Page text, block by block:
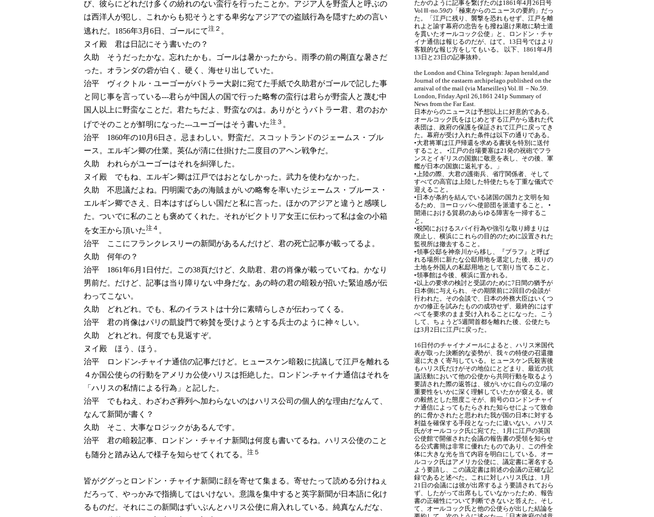
び、彼らにどれだけ多くの紛れのない蛮行を行ったことか。アジア人を野蛮人と呼ぶの
は西洋人が犯し、これからも犯そうとする卑劣なアジアでの盗賊行為を隠すための言い
逃れだ。1856年3月6日、ゴールにて注２ 。
ヌイ殿 君は日記にそう書いたの？
久助 そうだったかな。忘れたかも。ゴールは暑かったから。雨季の前の剛直な暑さだ
った。オランダの砦が白く、硬く、海せり出していた。
治平 ヴィクトル・ユーゴーがバトラー大尉に宛てた手紙で久助君がゴールで記した事
と同じ事を言っている---君らが中国人の国で行った略奪の蛮行は君らが野蛮人と蔑む中
国人以上に野蛮なことだ。君たちだよ、野蛮なのは。ありがとうバトラー君、君のおか
げでそのことが鮮明になった---ユーゴーはそう書いた注３ 。
治平 1860年の10月6日さ。忌まわしい。野蛮だ。スコットランドのジェームス・ブル
ース。エルギン卿の仕業。英仏が清に仕掛けた二度目のアヘン戦争だ。
久助 われらがユーゴーはそれを糾弾した。
ヌイ殿 でもね、エルギン卿は江戸ではおとなしかった。武力を使わなかった。
久助 不思議だよね。円明園であの海賊まがいの略奪を率いたジェームス・ブルース・
エルギン卿でさえ、日本はすばらしい国だと私に言った。ほかのアジアと違うと感嘆し
た。ついでに私のことも褒めてくれた。それがビクトリア女王に伝わって私は金の小箱
を女王から頂いた注４ 。
治平 ここにフランクレスリーの新聞があるんだけど、君の死亡記事が載ってるよ。
久助 何年の？
治平 1861年6月1日付だ。この38頁だけど、久助君、君の肖像が載っていてね。かなり
男前だ。だけど、記事は当り障りない中身だな。あの時の君の暗殺が招いた緊迫感が伝
わってこない。
久助 どれどれ。でも、私のイラストは十分に素晴らしさが伝わってくる。
治平 君の肖像はパリの凱旋門で称賛を受けようとする兵士のように神々しい。
久助 どれどれ。何度でも見返すぞ。
ヌイ殿 ほう、ほう。
治平 ロンドン-チャイナ通信の記事だけど。ヒュースケン暗殺に抗議して江戸を離れる
４か国公使らの行動をアメリカ公使ハリスは拒絶した。ロンドン-チャイナ通信はそれを
「ハリスの私情による行為」と記した。
治平 でもねえ、わざわざ葬列へ加わらないのはハリス公司の個人的な理由だなんて、
なんて新聞が書く？
久助 そこ、大事なロジックがあるんです。
治平 君の暗殺記事、ロンドン・チャイナ新聞は何度も書いてるね。ハリス公使のこと
も随分と踏み込んで様子を知らせてくれてる。 注５
皆がググっとロンドン・チャイナ新聞に顔を寄せて集まる。寄せたって読める分けねぇ
だろって、やっかみで指摘してはいけない。意識を集中すると英字新聞が日本語に化け
るものだ。それにこの新聞はずいぶんとハリス公使に肩入れしている。純真なんだな、
たかのように記事を繋げたのは1861年4月26日号
VolⅢ-no.59の「極東からのニュースの要約」だっ
た。「江戸に残り、襲撃を恐れもせず、江戸を離
れよと諭す幕府の忠告をも撥ね退け果敢に騎士道
を貫いたオールコック公使」と、ロンドン・チャ
イナ通信は報じるのだが、はて。13日号ではより
客観的な報じ方をしてもいる。 以下、1861年4月
13日と23日の記事抜粋。
the London and China Telegraph: Japan herald,and
Journal of the eastaern archipelago.published on the
arraival of the mail (via Marseilles) Vol.Ⅲ－No.59.
London, Friday.April 26,1861 241p Summary of
News from the Far East.
日本からのニュースは予想以上に好意的である。
オールコック氏をはじめとする江戸から逃れた代
表団は、政府の保護を保証されて江戸に戻ってき
た。幕府が受け入れた条件は以下の通りである。
•大君将軍は江戸帰還を求める書状を特別に送付
すること。 •江戸の台場要塞は21発の祝砲でフラ
ンスとイギリスの国旗に敬意を表し、その後、軍
艦が日本の国旗に返礼する。」
•上陸の際、大君の護衛兵、省庁関係者、そして
すべての高官は上陸した特使たちを丁重な儀式で
迎えること。
•日本が条約を結んでいる諸国の国力と文明を知
るため、ヨーロッパへ使節団を派遣すること。 •
開港における貿易のあらゆる障害を一掃するこ
と。
•税関におけるスパイ行為や強引な取り締まりは
廃止し、横浜にこれらの目的のために設置された
監視所は撤去すること。
•領事公邸を神奈川から移し、『ブラフ』と呼ば
れる場所に新たな公邸用地を選定した後、残りの
土地を外国人の私邸用地として割り当てること。
•領事館は今後、横浜に置かれる。
•以上の要求の検討と受諾のために7日間の猶予が
日本側に与えられ、その期限前に2回目の会談が
行われた。その会談で、日本の外務大臣はいくつ
かの修正を試みたものの成功せず、最終的にはす
べてを要求のまま受け入れることになった。こう
して、ちょうど5週間首都を離れた後、公使たち
は3月2日に江戸に戻った。
16日付のチャイナメールによると、ハリス米国代
表が取った決断的な姿勢が、我々の特使の召還撤
退に大きく寄与している。ヒュースケン氏殺害後
もハリス氏だけがその地位にとどまり、最近の抗
議活動において他の公使から共同行動を取るよう
要請された際の返答は、彼がいかに自らの立場の
重要性をいかに深く理解していたかが窺える。彼
の毅然とした態度こそが、前号のロンドンチャイ
ナ通信によってもたらされた知らせによって致命
的に脅かされたと思われた我が国の日本に対する
利益を確保する手段となったに違いない。ハリス
氏がオールコック氏に宛てた、1月に江戸の英国
公使館で開催された会議の報告書の受領を知らせ
る公式書簡は非常に優れたものであり、この件全
体に大きな光を当て内容を明白にしている。オー
ルコック氏はアメリカ公使に、議定書に署名する
よう要請し、この議定書は前述の会議の正確な記
録であると述べた。これに対しハリス氏は、1月
21日の会議には彼が出席するよう要請されておら
ず、したがって出席もしていなかったため、報告
書の正確性について判断できないと答えた。そし
て、オールコック氏と他の公使らが出した結論を